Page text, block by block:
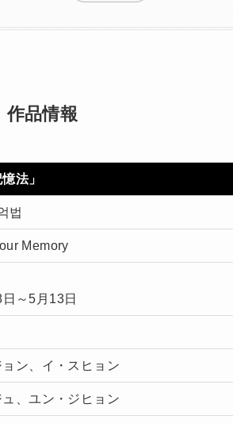
作品情報
法」
법
Memory
～5月13日
ン、イ・スヒョン
、ユン・ジヒョン